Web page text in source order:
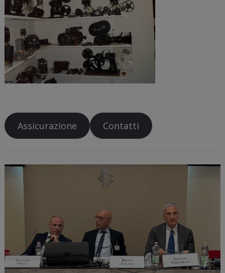
Assicurazione Contatti